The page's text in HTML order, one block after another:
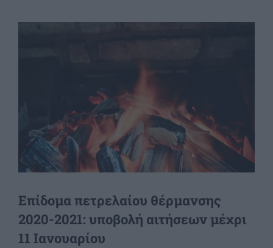
Επίδομα πετρελαίου θέρμανσης
2020-2021: υποβολή αιτήσεων μέχρι
11 Ιανουαρίου